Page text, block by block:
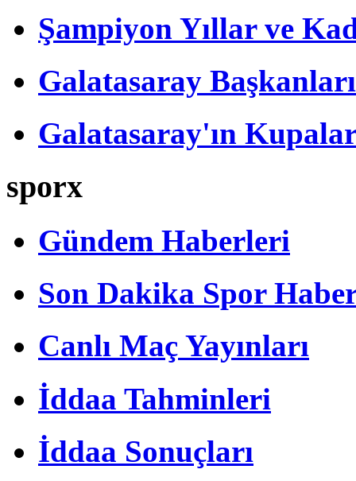
Şampiyon Yıllar ve
Galatasaray Başkanları
Galatasaray'ın
sporx
Gündem Haberleri
Son Dakika Spor
Canlı Maç Yayınları
İddaa Tahminleri
İddaa Sonuçları